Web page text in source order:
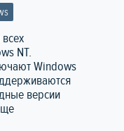
NT.
Windows
версии